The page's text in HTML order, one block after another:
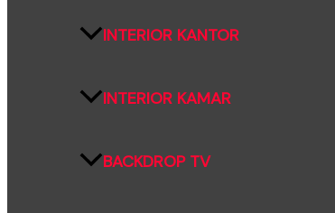
INTERIOR KANTOR
INTERIOR KAMAR
BACKDROP TV